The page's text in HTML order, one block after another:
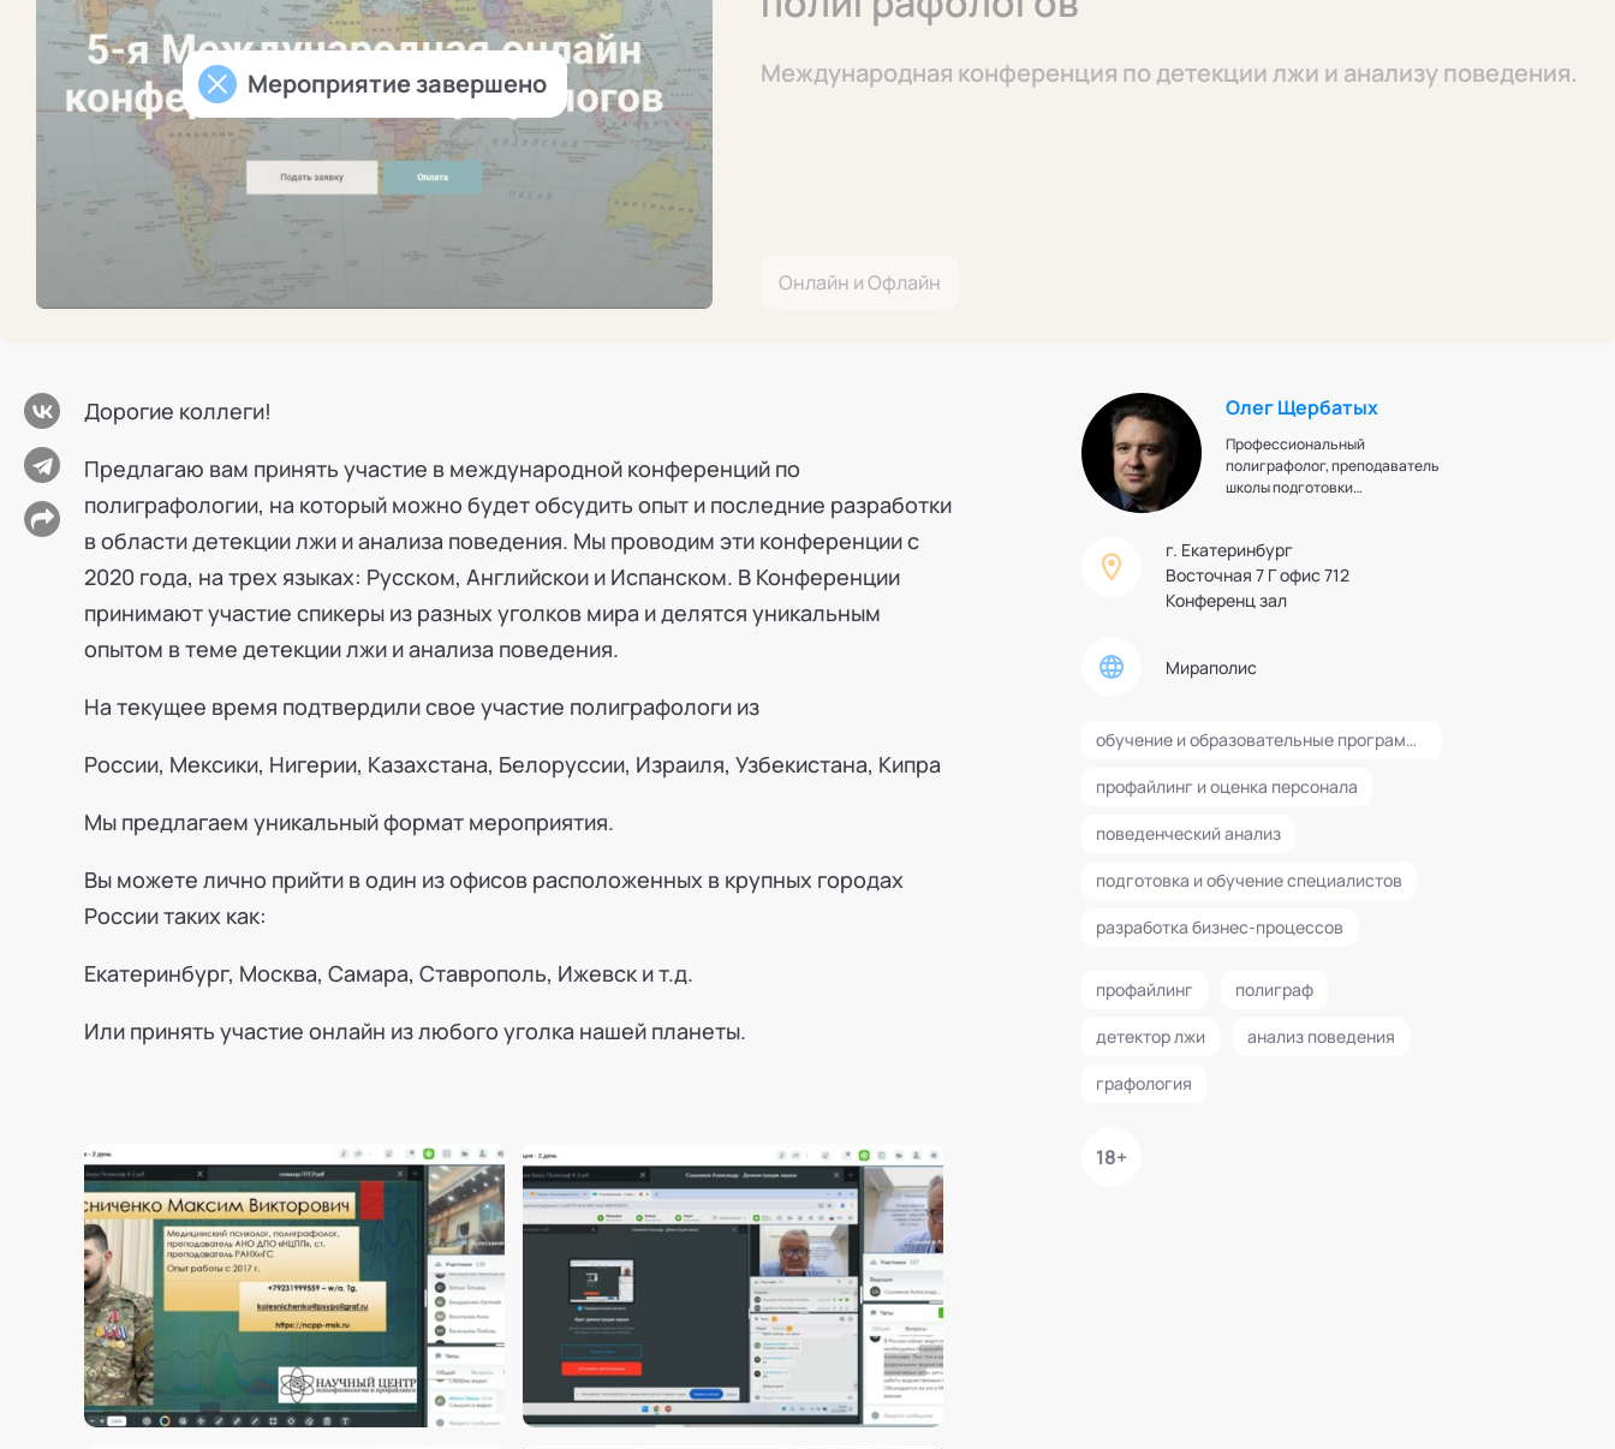
Мероприятие завершено Международная конференция по детекции лжи и анализу поведения.
Онлайн и Офлайн
Олег Щербатых
Профессиональный
полиграфолог, преподаватель
школы подготовки
"Уральское Бюро Полиграф".
Редактор профессионального
журнала "Детекция Лжи"
г. Екатеринбург
Восточная 7 Г офис 712
Конференц зал
Мираполис
обучение и образовательные программы
профайлинг и оценка персонала
поведенческий анализ
подготовка и обучение специалистов
разработка бизнес-процессов
профайлинг полиграф
детектор лжи анализ поведения
графология
18+
Дорогие коллеги!
Предлагаю вам принять участие в международной конференций по
полиграфологии, на который можно будет обсудить опыт и последние разработки
в области детекции лжи и анализа поведения. Мы проводим эти конференции с
2020 года, на трех языках: Русском, Английскои и Испанском. В Конференции
принимают участие спикеры из разных уголков мира и делятся уникальным
опытом в теме детекции лжи и анализа поведения.
На текущее время подтвердили свое участие полиграфологи из
России, Мексики, Нигерии, Казахстана, Белоруссии, Израиля, Узбекистана, Кипра
Мы предлагаем уникальный формат мероприятия.
Вы можете лично прийти в один из офисов расположенных в крупных городах
России таких как:
Екатеринбург, Москва, Самара, Ставрополь, Ижевск и т.д.
Или принять участие онлайн из любого уголка нашей планеты.